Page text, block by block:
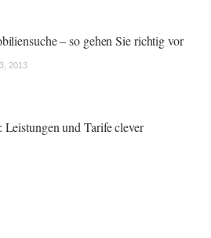
– so gehen Sie richtig vor
2013
Leistungen und Tarife clever